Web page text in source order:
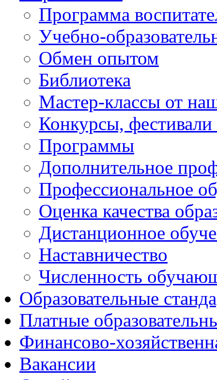
Программа
Учебно-
Обмен опытом
Библиотека
Мастер-классы от
Конкурсы,
Программы
Дополнительное
Профессиональное
Оценка качества
Дистанционное
Наставничество
Численность
Образовательные
Платные
Финансово-
Вакансии